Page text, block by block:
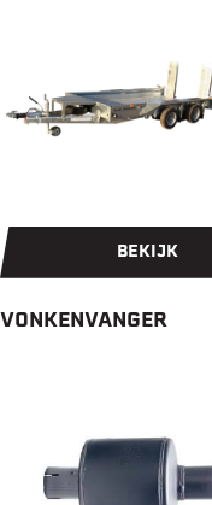
BEKIJK
VONKENVANGER